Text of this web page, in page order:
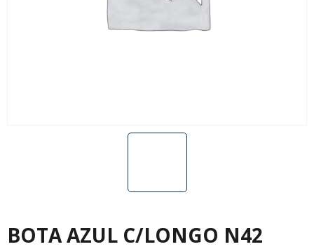
BOTA AZUL C/LONGO N42